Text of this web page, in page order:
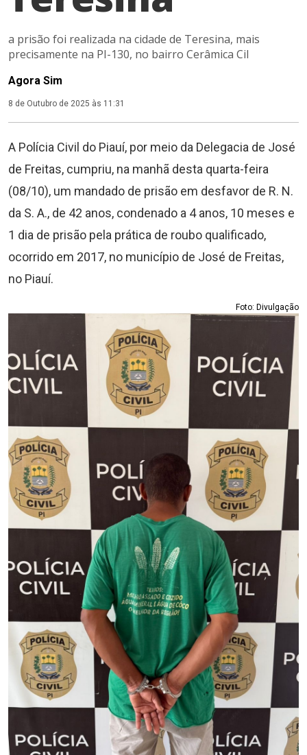
a prisão foi realizada na cidade de Teresina, mais
precisamente na PI-130, no bairro Cerâmica Cil
Agora Sim
8 de Outubro de 2025 às 11:31
A Polícia Civil do Piauí, por meio da Delegacia de José
de Freitas, cumpriu, na manhã desta quarta-feira
(08/10), um mandado de prisão em desfavor de R. N.
da S. A., de 42 anos, condenado a 4 anos, 10 meses e
1 dia de prisão pela prática de roubo qualificado,
ocorrido em 2017, no município de José de Freitas,
no Piauí.
Foto: Divulgação